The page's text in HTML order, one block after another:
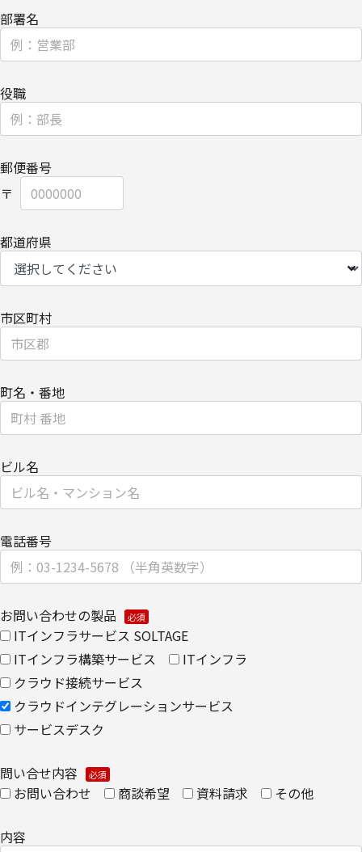
・上記利用目的の範囲内で利用するために、当社のグループ会社お
よびパートナー企業に提供する場合
ついて、電子的な伝送または紙面/電子媒体による搬送もしくは手
渡しにて提供いたします。
社およびパートナー企業より直接ご連絡させていただく場合があり
ます。
当社は、委託業務により個人情報を外部へ預託する場合は、適切な
機密保持契約を締結し委託先を監督します。
個人情報をご提供いただけない場合は、当社からのお問い合わせ対
応/各種情報/サービスをお届けできなくなる場合がございます。
【個人情報の開示/訂正/削除に関して】
ご提供いただきました個人情報の開示/訂正/削除などを希望される
場合は、下記の【お問い合わせ先】にご連絡ください。また、お手
続きの詳細については、以下をご参照ください。
・個人のお客さまのお手続き方法
このページは通信途上における第三者の不正なアクセスに備えて、
SSL（Secure Sockets Layer）による個人情報の暗号化またはこれ
【個人情報保護管理者】
キヤノンITソリューションズ株式会社
企画本部 営業・マーケティング推進部 部長
【お問い合わせ先】
企画本部 営業・マーケティング推進部
部署名
役職
郵便番号
都道府県
市区町村
町名・番地
ビル名
電話番号
お問い合わせの製品
ITインフラサービス SOLTAGE
ITインフラ構築サービス
ITインフラ
クラウド接続サービス
クラウドインテグレーションサービス
サービスデスク
問い合せ内容
お問い合わせ
商談希望 資料請求 その他
内容